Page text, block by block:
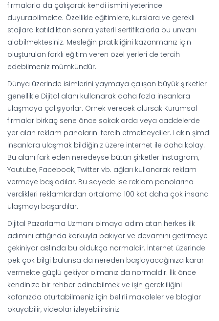
firmalarla da çalışarak kendi ismini yeterince
duyurabilmekte. Özellikle eğitimlere, kurslara ve gerekli
stajlara katıldıktan sonra yeterli sertifikalarla bu unvanı
alabilmektesiniz. Mesleğin pratikliğini kazanmanız için
oluşturulan farklı eğitim veren özel yerleri de tercih
edebilmeniz mümkündür.
Dünya üzerinde isimlerini yaymaya çalışan büyük şirketler
genellikle Dijital alanı kullanarak daha fazla insanlara
ulaşmaya çalışıyorlar. Örnek verecek olursak Kurumsal
firmalar birkaç sene önce sokaklarda veya caddelerde
yer alan reklam panolarını tercih etmekteydiler. Lakin şimdi
insanlara ulaşmak bildiğiniz üzere internet ile daha kolay.
Bu alanı fark eden neredeyse bütün şirketler İnstagram,
Youtube, Facebook, Twitter vb. ağları kullanarak reklam
vermeye başladılar. Bu sayede ise reklam panolarına
verdikleri reklamlardan ortalama 100 kat daha çok insana
ulaşmayı başardılar.
Dijital Pazarlama Uzmanı olmaya adım atan herkes ilk
adımını attığında korkuyla bakıyor ve devamını getirmeye
çekiniyor aslında bu oldukça normaldir. İnternet üzerinde
pek çok bilgi bulunsa da nereden başlayacağınıza karar
vermekte güçlü çekiyor olmanız da normaldir. İlk önce
kendinize bir rehber edinebilmek ve işin gerekliliğini
kafanızda oturtabilmeniz için belirli makaleler ve bloglar
okuyabilir, videolar izleyebilirsiniz.